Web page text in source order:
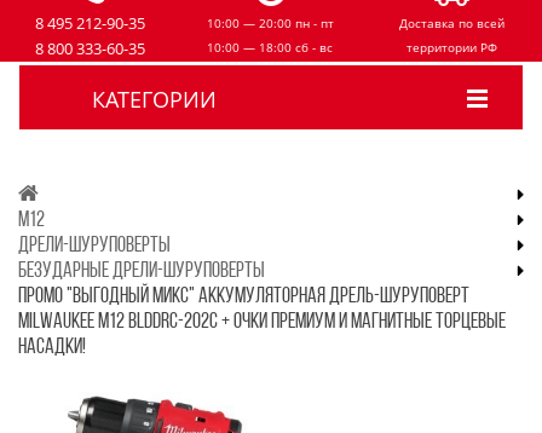
8 495 212-90-35
8 800 333-60-35
10:00 — 20:00 пн - пт
10:00 — 18:00 сб - вс
Доставка по всей
территории РФ
КАТЕГОРИИ
M12
ДРЕЛИ-ШУРУПОВЕРТЫ
БЕЗУДАРНЫЕ ДРЕЛИ-ШУРУПОВЕРТЫ
ПРОМО "ВЫГОДНЫЙ МИКС" АККУМУЛЯТОРНАЯ ДРЕЛЬ-ШУРУПОВЕРТ
MILWAUKEE M12 BLDDRC-202C + ОЧКИ ПРЕМИУМ И МАГНИТНЫЕ ТОРЦЕВЫЕ
НАСАДКИ!